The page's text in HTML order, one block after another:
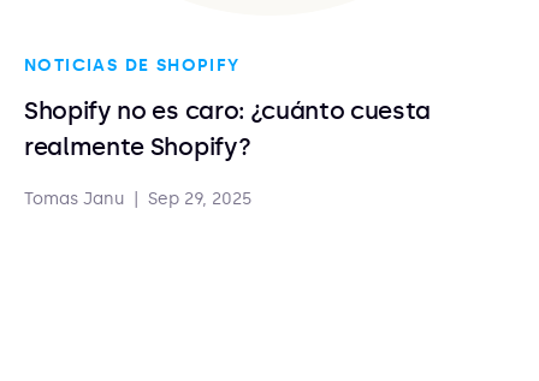
NOTICIAS DE SHOPIFY
Shopify no es caro: ¿cuánto cuesta
realmente Shopify?
Tomas Janu Sep 29, 2025